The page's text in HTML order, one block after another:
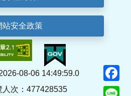
站安全政策
08-06 14:49:59.0
人次：477428535